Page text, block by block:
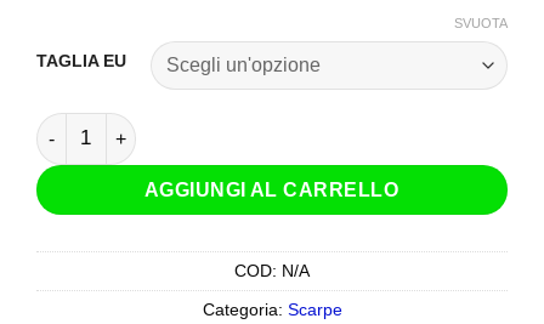
TAGLIA EU
SVUOTA
Scarpe Stylmartin Sunset Evo quantità
AGGIUNGI AL CARRELLO
COD: N/A
Categoria: Scarpe